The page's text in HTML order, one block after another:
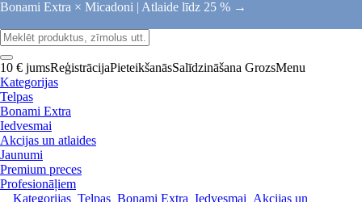
Bonami Extra × Micadoni | Atlaide līdz 25 % →
10 € jumsReģistrācijaPieteikšanāsSalīdzināšana GrozsMenu
Kategorijas
Telpas
Bonami Extra
Iedvesmai
Akcijas un atlaides
Jaunumi
Premium preces
Profesionāļiem
Kategorijas Telpas Bonami Extra Iedvesmai Akcijas un